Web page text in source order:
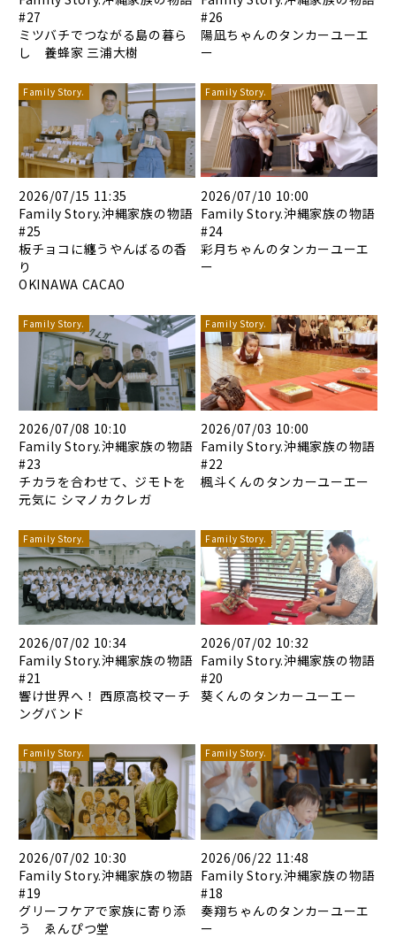
#27
ミツバチでつながる島の暮ら
し 養蜂家 三浦大樹
#26
陽凪ちゃんのタンカーユーエ
ー
Family Story.
2026/07/15 11:35
Family Story.沖縄家族の物語
#25
板チョコに纏うやんばるの香
り
OKINAWA CACAO
Family Story.
2026/07/10 10:00
Family Story.沖縄家族の物語
#24
彩月ちゃんのタンカーユーエ
ー
Family Story.
2026/07/08 10:10
Family Story.沖縄家族の物語
#23
チカラを合わせて、ジモトを
元気に シマノカクレガ
Family Story.
2026/07/03 10:00
Family Story.沖縄家族の物語
#22
楓斗くんのタンカーユーエー
Family Story.
2026/07/02 10:34
Family Story.沖縄家族の物語
#21
響け世界へ！ 西原高校マーチ
ングバンド
Family Story.
2026/07/02 10:32
Family Story.沖縄家族の物語
#20
葵くんのタンカーユーエー
Family Story.
2026/07/02 10:30
Family Story.沖縄家族の物語
#19
グリーフケアで家族に寄り添
う ゑんぴつ堂
Family Story.
2026/06/22 11:48
Family Story.沖縄家族の物語
#18
奏翔ちゃんのタンカーユーエ
ー